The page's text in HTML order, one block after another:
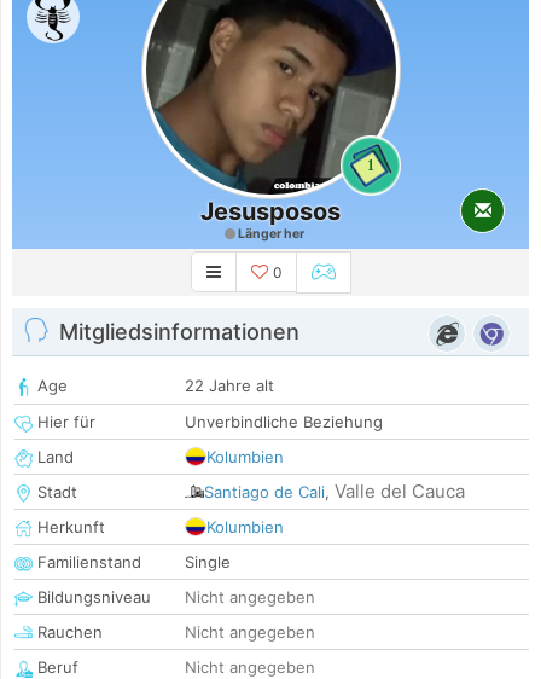
1
Jesusposos
Länger her
0
Mitgliedsinformationen
Age
22 Jahre alt
Hier für
Unverbindliche Beziehung
Land
Kolumbien
Stadt
Santiago de Cali, Valle del Cauca
Herkunft
Kolumbien
Familienstand
Single
Bildungsniveau
Nicht angegeben
Rauchen
Nicht angegeben
Beruf
Nicht angegeben